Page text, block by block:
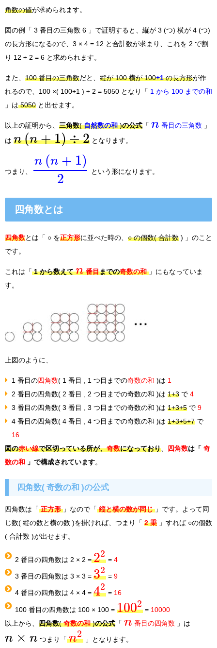
角数の値が求められます。
図の例「 3 番目の三角数 6 」で証明すると、縦が 3 (つ) 横が 4 (つ)
の長方形になるので、3 × 4 = 12 と合計数が求まり、これを 2 で割
り 12 ÷ 2 = 6 と求められます。
また、 100 番目の三角数だと、 縦が 100 横が 100+1の長方形が作
れるので、100 ×( 100+1 ) ÷ 2 = 5050 となり「 1 から 100 までの和
」は5050 と出せます。
以上の証明から、 三角数(自然数の和)の公式 「 n 番目の三角数 」
は n(n +1)÷2 となります。
つまり、
n (n + 1)
2
という形になります。
四角数とは
四角数とは「 ○ を正方形に並べた時の、 ○ の個数( 合計数 ) 」のこと
です。
これは「 1 から数えて n 番目までの奇数の和
」にもなっていま
す。
上図のように、
1 番目の四角数( 1 番目 , 1 つ目までの奇数の和 )は 1
2 番目の四角数( 2 番目 , 2 つ目までの奇数の和 )は 1+3 で 4
3 番目の四角数( 3 番目 , 3 つ目までの奇数の和 )は 1+3+5 で 9
4 番目の四角数( 4 番目 , 4 つ目までの奇数の和 )は 1+3+5+7 で
16
図の赤い線で区切っている所が、奇数になっており 四角数は「 奇
数の和
」で構成されています。
四角数( 奇数の和 )の公式
四角数は「 正方形 」なので「 縦と横の数が同じ
」です。よって同
じ数( 縦の数と横の数 )を掛ければ、つまり「 2 乗 」すれば ○の個数
( 合計数 )が出せます。
2 番目の四角数は 2 × 2 = 22
=4
3 番目の四角数は 3 × 3 = 32
=9
4 番目の四角数は 4 × 4 = 42
= 16
100 番目の四角数は 100 × 100 = 1002
= 10000
以上から、 四角数(奇数の和)の公式 「 n 番目の四角数 」は
n × n つまり「 n2
」となります。